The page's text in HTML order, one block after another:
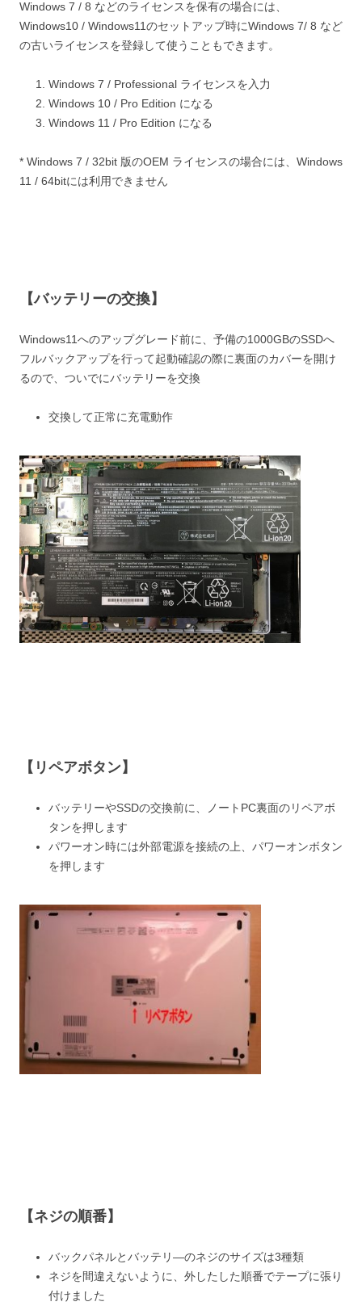
Windows 7 / 8 などのライセンスを保有の場合には、
Windows10 / Windows11のセットアップ時にWindows 7/ 8 など
の古いライセンスを登録して使うこともできます。
Windows 7 / Professional ライセンスを入力
Windows 10 / Pro Edition になる
Windows 11 / Pro Edition になる
* Windows 7 / 32bit 版のOEM ライセンスの場合には、Windows
11 / 64bitには利用できません
【バッテリーの交換】
Windows11へのアップグレード前に、予備の1000GBのSSDへ
フルバックアップを行って起動確認の際に裏面のカバーを開け
るので、ついでにバッテリーを交換
交換して正常に充電動作
【リペアボタン】
バッテリーやSSDの交換前に、ノートPC裏面のリペアボ
タンを押します
パワーオン時には外部電源を接続の上、パワーオンボタン
を押します
【ネジの順番】
バックパネルとバッテリ―のネジのサイズは3種類
ネジを間違えないように、外したした順番でテープに張り
付けました